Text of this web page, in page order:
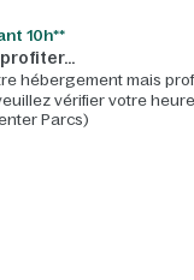
10h**
hébergement mais
vérifier votre
Parcs)